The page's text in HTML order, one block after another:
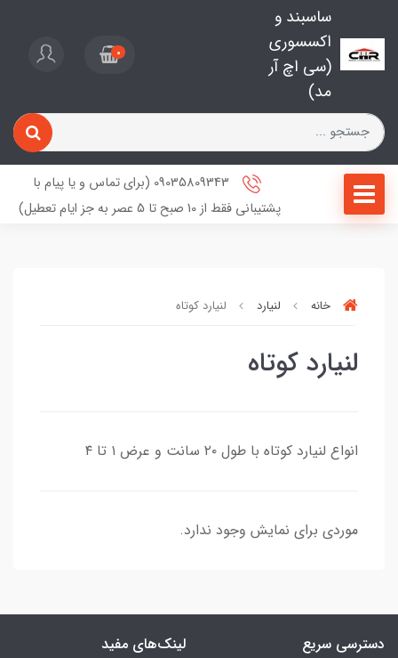
ساسبند و
اکسسوری
(سی اچ آر
مد)
0
09035809343 (برای تماس و یا پیام با
پشتیبانی فقط از 10 صبح تا 5 عصر به جز ایام تعطیل)
خانه لنیارد لنیارد کوتاه
لنیارد کوتاه
انواع لنیارد کوتاه با طول ۲۰ سانت و عرض ۱ تا ۴
موردی برای نمایش وجود ندارد.
دسترسی سریع لینک‌های مفید